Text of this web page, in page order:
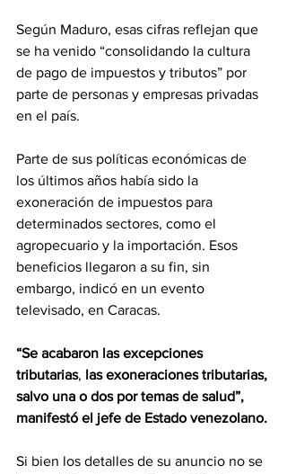
Según Maduro, esas cifras reflejan que
se ha venido “consolidando la cultura
de pago de impuestos y tributos” por
parte de personas y empresas privadas
en el país.
Parte de sus políticas económicas de
los últimos años había sido la
exoneración de impuestos para
determinados sectores, como el
agropecuario y la importación. Esos
beneficios llegaron a su fin, sin
embargo, indicó en un evento
televisado, en Caracas.
“Se acabaron las excepciones
tributarias, las exoneraciones tributarias,
salvo una o dos por temas de salud”,
manifestó el jefe de Estado venezolano.
Si bien los detalles de su anuncio no se